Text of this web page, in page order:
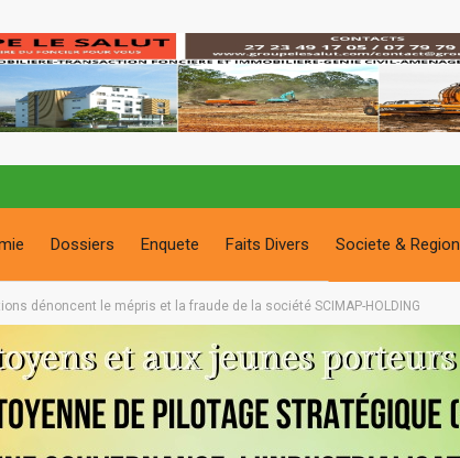
Dossiers Enquete Faits Divers Societe & Region
dénoncent le mépris et la fraude de la société SCIMAP-HOLDING